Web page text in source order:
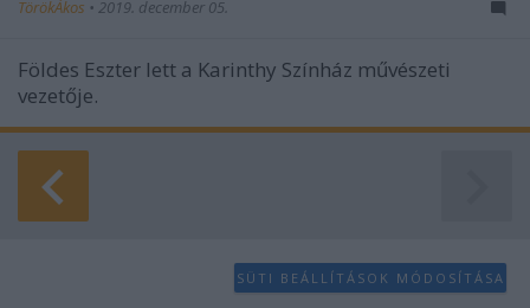
TörökÁkos • 2019. december 05.
Földes Eszter lett a Karinthy Színház művészeti
vezetője.
SÜTI BEÁLLÍTÁSOK MÓDOSÍTÁSA